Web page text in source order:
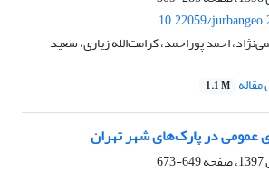
10.22059/
احمد پوراحمد، کرامت‌الله زیاری، سعید
1.1 M
عمومی در پارک‌های شهر تهران
649-673